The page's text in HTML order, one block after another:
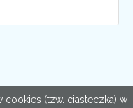
cookies (tzw. ciasteczka) w